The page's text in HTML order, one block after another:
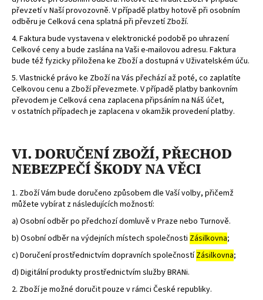
převzetí v Naší provozovně. V případě platby hotově při osobním
odběru je Celková cena splatná při převzetí Zboží.
4. Faktura bude vystavena v elektronické podobě po uhrazení
Celkové ceny a bude zaslána na Vaši e-mailovou adresu. Faktura
bude též fyzicky přiložena ke Zboží a dostupná v Uživatelském úču.
5. Vlastnické právo ke Zboží na Vás přechází až poté, co zaplatíte
Celkovou cenu a Zboží převezmete. V případě platby bankovním
převodem je Celková cena zaplacena připsáním na Náš účet,
v ostatních případech je zaplacena v okamžik provedení platby.
VI. DORUČENÍ ZBOŽÍ, PŘECHOD
NEBEZPEČÍ ŠKODY NA VĚCI
1. Zboží Vám bude doručeno způsobem dle Vaší volby, přičemž
můžete vybírat z následujících možností:
a) Osobní odběr po předchozí domluvě v Praze nebo Turnově.
b) Osobní odběr na výdejních místech společnosti Zásilkovna;
c) Doručení prostřednictvím dopravních společnostíZásilkovna;
d) Digitální produkty prostřednictvím služby BRANi.
2. Zboží je možné doručit pouze v rámci České republiky.